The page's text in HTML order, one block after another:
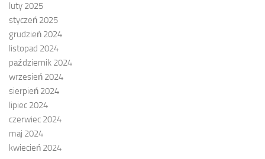
luty 2025
styczeń 2025
grudzień 2024
listopad 2024
październik 2024
wrzesień 2024
sierpień 2024
lipiec 2024
czerwiec 2024
maj 2024
kwiecień 2024